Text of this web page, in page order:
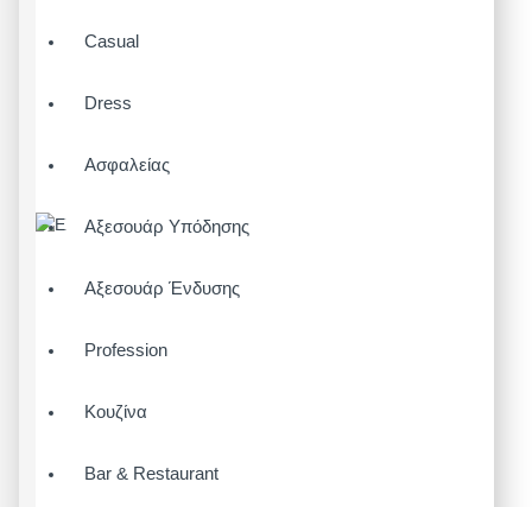
Casual
Dress
Ασφαλείας
Αξεσουάρ Υπόδησης
Αξεσουάρ Ένδυσης
Profession
Κουζίνα
Bar & Restaurant